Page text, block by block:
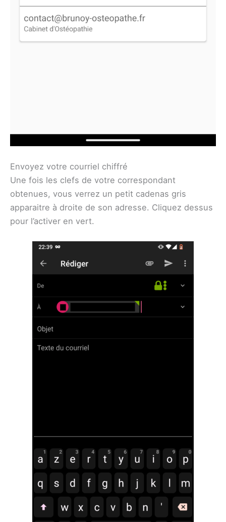
Envoyez votre courriel chiffré
Une fois les clefs de votre correspondant
obtenues, vous verrez un petit cadenas gris
apparaitre à droite de son adresse. Cliquez dessus
pour l’activer en vert.